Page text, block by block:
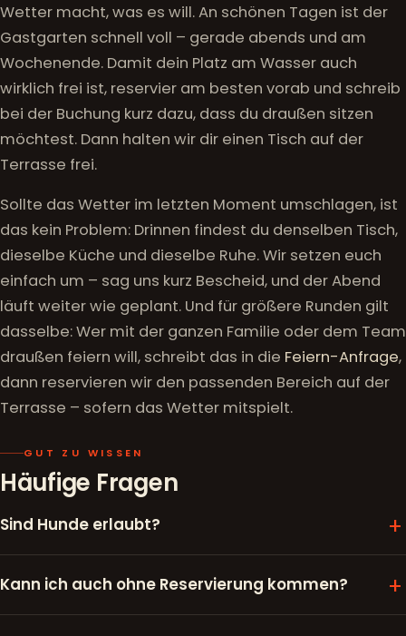
Wetter macht, was es will. An schönen Tagen ist der
Gastgarten schnell voll – gerade abends und am
Wochenende. Damit dein Platz am Wasser auch
wirklich frei ist, reservier am besten vorab und schreib
bei der Buchung kurz dazu, dass du draußen sitzen
möchtest. Dann halten wir dir einen Tisch auf der
Terrasse frei.
Sollte das Wetter im letzten Moment umschlagen, ist
das kein Problem: Drinnen findest du denselben Tisch,
dieselbe Küche und dieselbe Ruhe. Wir setzen euch
einfach um – sag uns kurz Bescheid, und der Abend
läuft weiter wie geplant. Und für größere Runden gilt
dasselbe: Wer mit der ganzen Familie oder dem Team
draußen feiern will, schreibt das in die Feiern-Anfrage,
dann reservieren wir den passenden Bereich auf der
Terrasse – sofern das Wetter mitspielt.
GUT ZU WISSEN
Häufige Fragen
Sind Hunde erlaubt?
Kann ich auch ohne Reservierung kommen?